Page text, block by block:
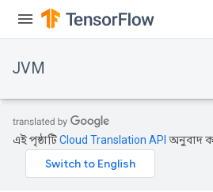
JVM
এই পৃষ্ঠাটিCloud Translation API অনুবাদ